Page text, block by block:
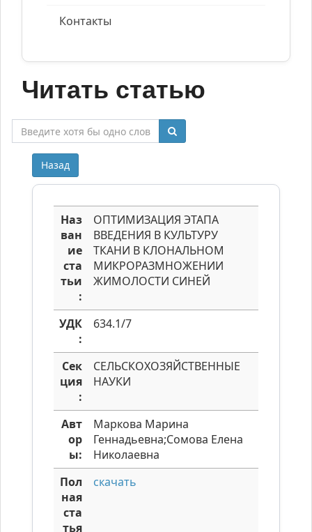
Контакты
Читать статью
Назад
Наз
ван
ие
ста
тьи
:
ОПТИМИЗАЦИЯ ЭТАПА
ВВЕДЕНИЯ В КУЛЬТУРУ
ТКАНИ В КЛОНАЛЬНОМ
МИКРОРАЗМНОЖЕНИИ
ЖИМОЛОСТИ СИНЕЙ
УДК
:
634.1/7
Сек
ция
:
СЕЛЬСКОХОЗЯЙСТВЕННЫЕ
НАУКИ
Авт
ор
ы:
Маркова Марина
Геннадьевна;Сомова Елена
Николаевна
Пол
ная
ста
тья
скачать